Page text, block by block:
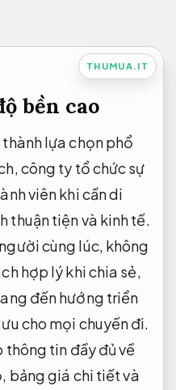
THUMUA.IT
bền cao
thành lựa chọn phổ
công ty tổ chức sự
viên khi cần di
thuận tiện và kinh tế.
cùng lúc, không
hợp lý khi chia sẻ,
đến hướng triển
cho mọi chuyến đi.
thông tin đầy đủ về
bảng giá chi tiết và